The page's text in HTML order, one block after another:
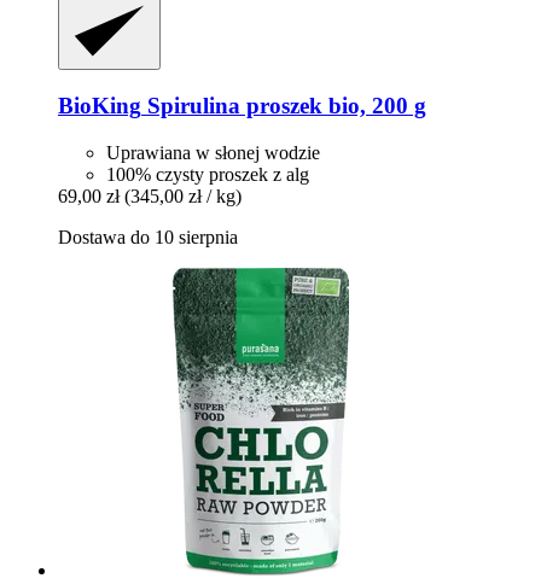
BioKing Spirulina proszek bio, 200 g
Uprawiana w słonej wodzie
100% czysty proszek z alg
69,00 zł (345,00 zł / kg)
Dostawa do 10 sierpnia